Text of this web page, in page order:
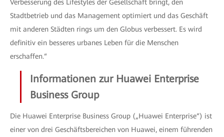
Verbesserung des Lifestyles der Gesellschaft bringt, den
Stadtbetrieb und das Management optimiert und das Geschäft
mit anderen Städten rings um den Globus verbessert. Es wird
definitiv ein besseres urbanes Leben für die Menschen
erschaffen.“
Informationen zur Huawei Enterprise
Business Group
Die Huawei Enterprise Business Group („Huawei Enterprise“) ist
einer von drei Geschäftsbereichen von Huawei, einem führenden